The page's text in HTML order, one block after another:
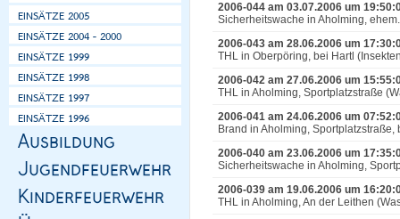
2006-044 am 03.07.2006 um
Sicherheitswache in Aholming,
2006-043 am 28.06.2006 um
THL in Oberpöring, bei Hartl
2006-042 am 27.06.2006 um
THL in Aholming, Sportplatzstraße
2006-041 am 24.06.2006 um
Brand in Aholming, Sportplatzstraße,
2006-040 am 23.06.2006 um
Sicherheitswache in Aholming,
2006-039 am 19.06.2006 um
THL in Aholming, An der Leithen